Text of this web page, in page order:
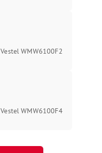
Vestel WMW6100F2
Vestel WMW6100F4